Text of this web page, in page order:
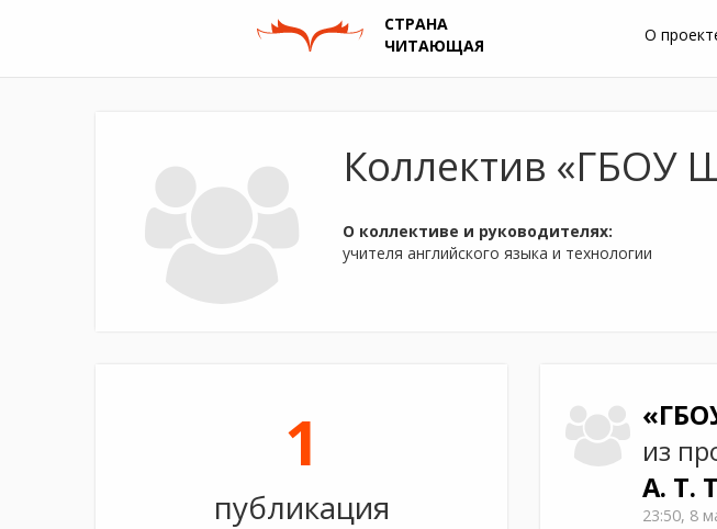
СТРАНА
ЧИТАЮЩАЯ
О
Коллектив «ГБОУ
О коллективе и руководителях:
учителя английского языка и технологии
1
публикация
из
А. Т.
23:50, 8